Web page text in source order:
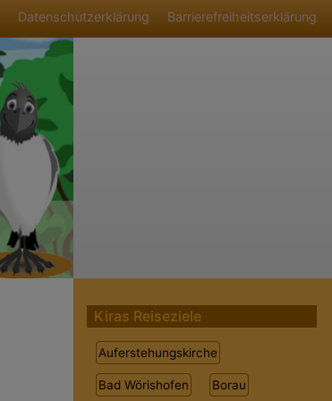
Datenschutzerklärung Barrierefreiheitserklärung
Kiras Reiseziele
Auferstehungskirche
Bad Wörishofen Borau